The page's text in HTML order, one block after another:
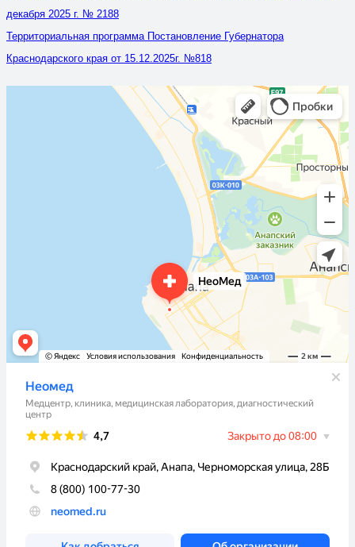
декабря 2025 г. № 2188
Территориальная программа Постановление Губернатора
Краснодарского края от 15.12.2025г. №818